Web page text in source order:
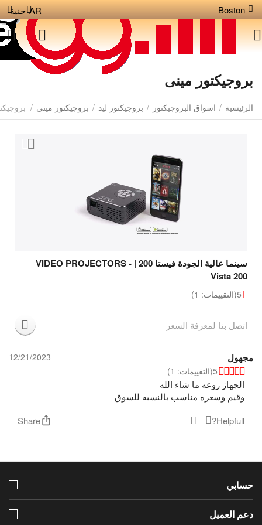
Boston جنية AR
بروجيكتور مينى
الرئيسية / اسواق البروجيكتور / بروجيكتور ليد / بروجيكتور مينى /
سينما عالية الجودة فيستا 200 | VIDEO PROJECTORS -
Vista 200
5(التقييمات: 1)
اتصل بنا لمعرفة السعر
مجهول
12/21/2023
5(التقييمات: 1)
الجهاز روعه ما شاء الله
وقيم وسعره مناسب بالنسبه للسوق
Helpfull?
Share
حسابي
دعم العميل